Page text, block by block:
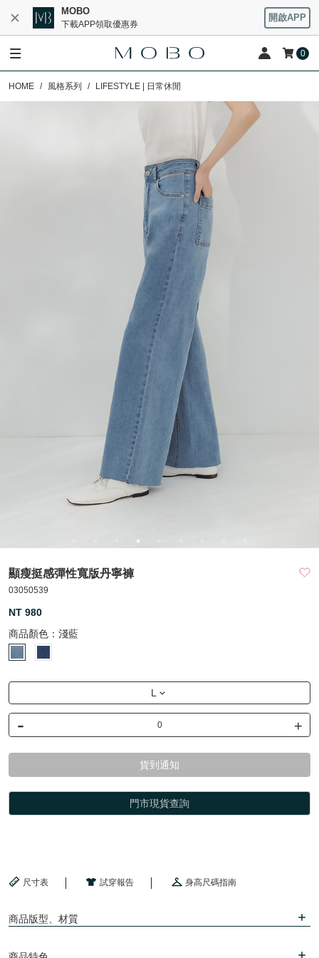
MOBO
下載APP領取優惠券
開啟APP
0
HOME 風格系列 LIFESTYLE | 日常休閒
顯瘦挺感彈性寬版丹寧褲
03050539
NT 980
商品顏色： 淺藍
L
- +
貨到通知
門市現貨查詢
尺寸表 試穿報告 身高尺碼指南
商品版型、材質